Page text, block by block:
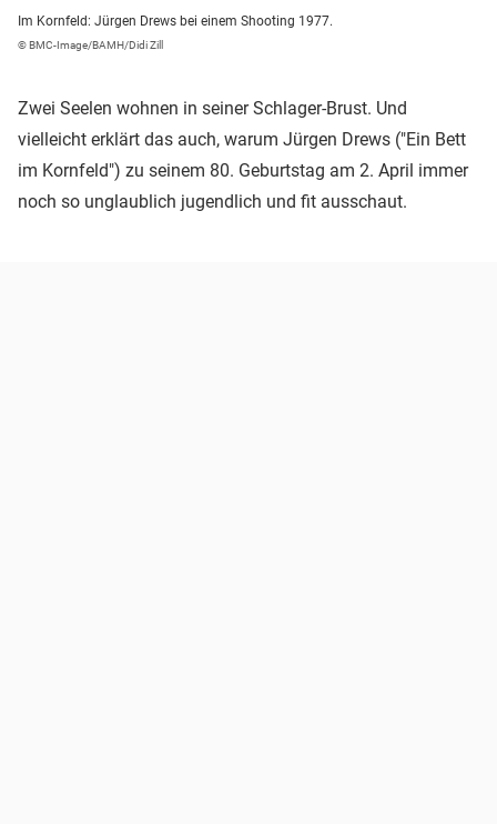
Im Kornfeld: Jürgen Drews bei einem Shooting 1977.
© BMC-Image/BAMH/Didi Zill
Zwei Seelen wohnen in seiner Schlager-Brust. Und
vielleicht erklärt das auch, warum Jürgen Drews ("Ein Bett
im Kornfeld") zu seinem 80. Geburtstag am 2. April immer
noch so unglaublich jugendlich und fit ausschaut.